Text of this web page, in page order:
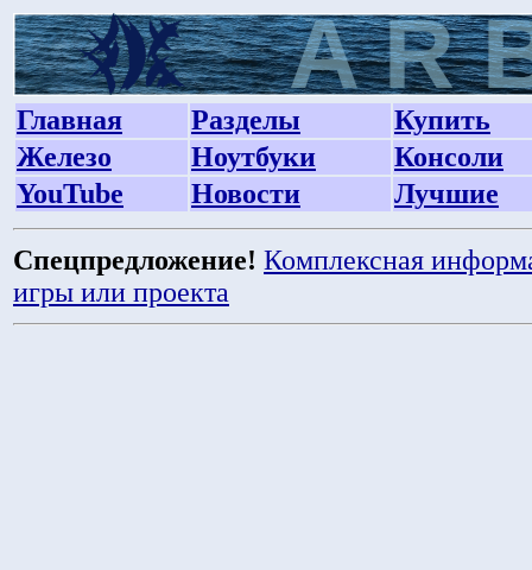
Главная Разделы
Купить
Железо
Ноутбуки
Консоли
YouTube
Новости Лучшие
Спецпредложение! Комплексная
игры или проекта